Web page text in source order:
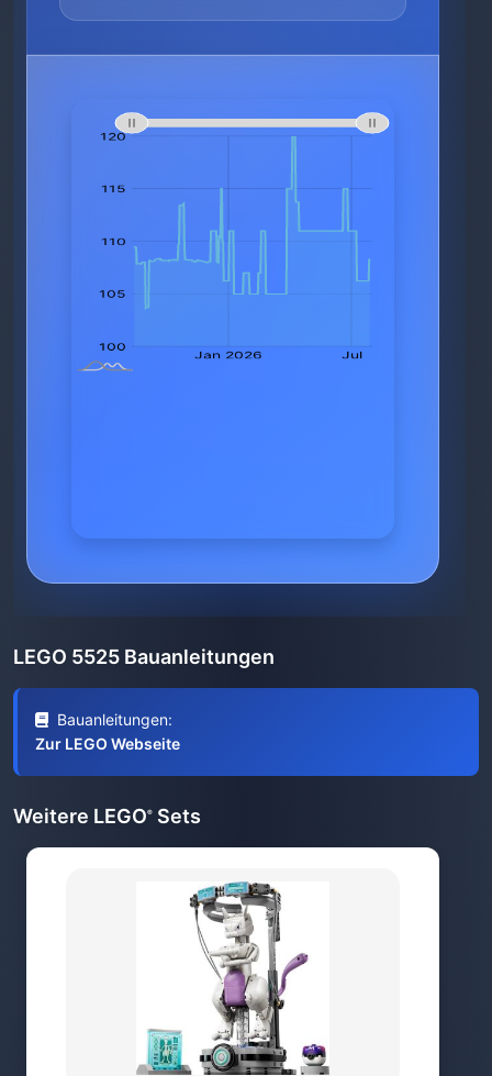
LEGO 5525 Bauanleitungen
Bauanleitungen:
Zur LEGO Webseite
Weitere LEGO® Sets